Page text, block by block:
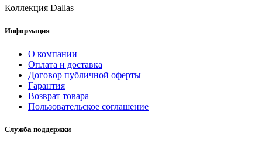
Коллекция Dallas
Информация
О компании
Оплата и доставка
Договор публичной оферты
Гарантия
Возврат товара
Пользовательское соглашение
Служба поддержки